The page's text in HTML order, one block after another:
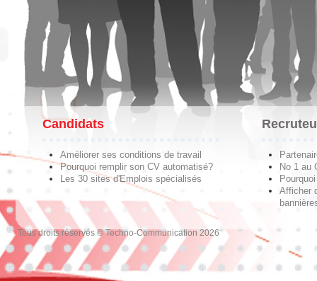
Candidats
Améliorer ses conditions de travail
Pourquoi remplir son CV automatisé?
Les 30 sites d'Emplois spécialisés
No 1 au
Afficher
Tous droits réservés © Techno-Communication 2026